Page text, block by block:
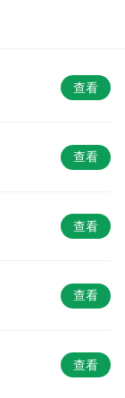
查看
查看
查看
查看
查看